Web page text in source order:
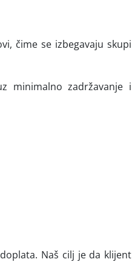
čime se izbegavaju skupi
minimalno zadržavanje i
Naš cilj je da klijent